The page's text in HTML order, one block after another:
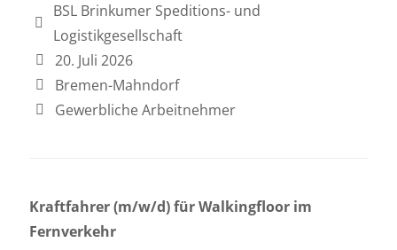
BSL Brinkumer Speditions- und
Logistikgesellschaft
20. Juli 2026
Bremen-Mahndorf
Gewerbliche Arbeitnehmer
Kraftfahrer (m/w/d) für Walkingfloor im
Fernverkehr